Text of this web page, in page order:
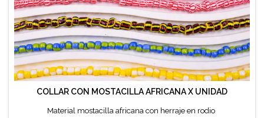
COLLAR CON MOSTACILLA AFRICANA X UNIDAD
Material mostacilla africana con herraje en rodio